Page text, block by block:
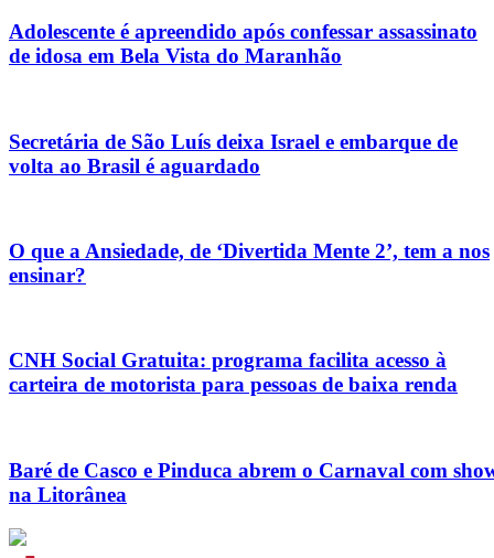
Adolescente é apreendido após confessar assassinato
de idosa em Bela Vista do Maranhão
Secretária de São Luís deixa Israel e embarque de
volta ao Brasil é aguardado
O que a Ansiedade, de ‘Divertida Mente 2’, tem a nos
ensinar?
CNH Social Gratuita: programa facilita acesso à
carteira de motorista para pessoas de baixa renda
Baré de Casco e Pinduca abrem o Carnaval com
na Litorânea